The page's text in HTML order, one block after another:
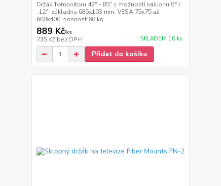
Držák Tv/monitoru 43" - 85" s možností náklonu 0° /
-12°, základna 685x103 mm, VESA 75x75 až
600x400, nosnost 68 kg
889 Kč/ks
735 Kč bez DPH SKLADEM 10 ks
Přidat do košíku